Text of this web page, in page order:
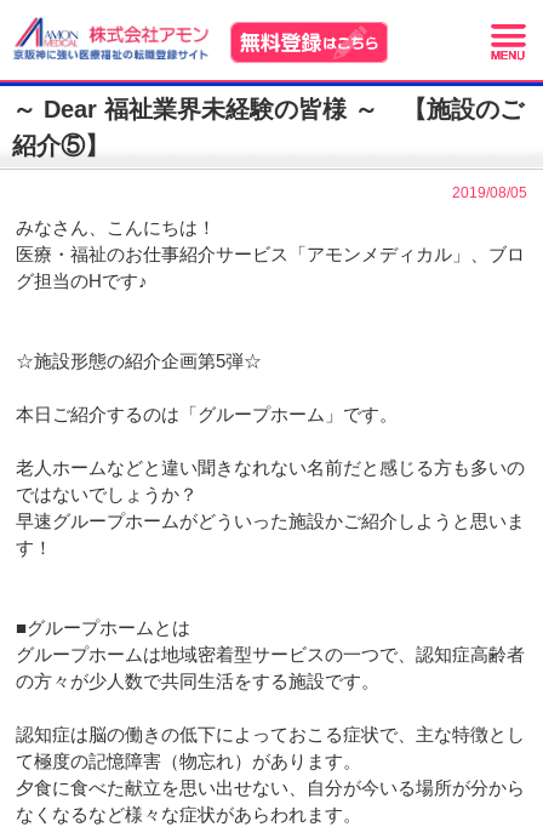
～ Dear 福祉業界未経験の皆様 ～ 【施設のご
紹介⑤】
2019/08/05
みなさん、こんにちは！
医療・福祉のお仕事紹介サービス「アモンメディカル」、ブロ
グ担当のHです♪
☆施設形態の紹介企画第5弾☆
本日ご紹介するのは「グループホーム」です。
老人ホームなどと違い聞きなれない名前だと感じる方も多いの
ではないでしょうか？
早速グループホームがどういった施設かご紹介しようと思いま
す！
■グループホームとは
グループホームは地域密着型サービスの一つで、認知症高齢者
の方々が少人数で共同生活をする施設です。
認知症は脳の働きの低下によっておこる症状で、主な特徴とし
て極度の記憶障害（物忘れ）があります。
夕食に食べた献立を思い出せない、自分が今いる場所が分から
なくなるなど様々な症状があらわれます。